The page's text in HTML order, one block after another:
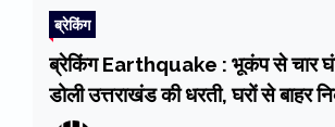
ब्रेकिंग
ब्रेकिंग Earthquake : भूकंप से चार घंटे में दूसरी बार
डोली उत्तराखंड की धरती, घरों से बाहर